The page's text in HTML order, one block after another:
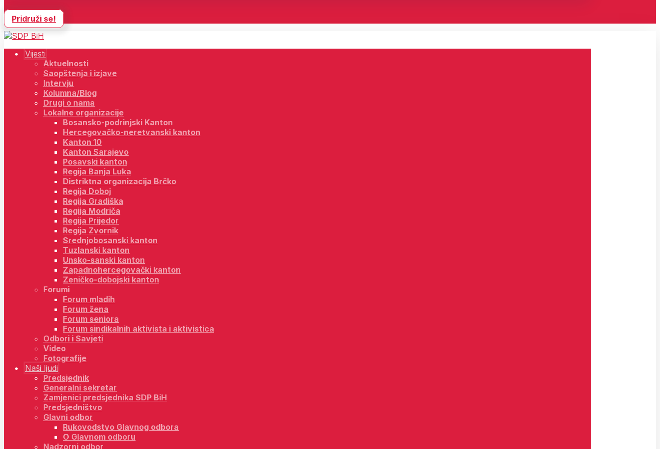
Pridruži se!
Vijesti
Aktuelnosti
Saopštenja i izjave
Intervju
Kolumna/Blog
Drugi o nama
Lokalne organizacije
Bosansko-podrinjski Kanton
Hercegovačko-neretvanski kanton
Kanton 10
Kanton Sarajevo
Posavski kanton
Regija Banja Luka
Distriktna organizacija Brčko
Regija Doboj
Regija Gradiška
Regija Modriča
Regija Prijedor
Regija Zvornik
Srednjobosanski kanton
Tuzlanski kanton
Unsko-sanski kanton
Zapadnohercegovački kanton
Zeničko-dobojski kanton
Forumi
Forum mladih
Forum žena
Forum seniora
Forum sindikalnih aktivista i aktivistica
Odbori i Savjeti
Video
Fotografije
Naši ljudi
Predsjednik
Generalni sekretar
Zamjenici predsjednika SDP BiH
Predsjedništvo
Glavni odbor
Rukovodstvo Glavnog odbora
O Glavnom odboru
Nadzorni odbor